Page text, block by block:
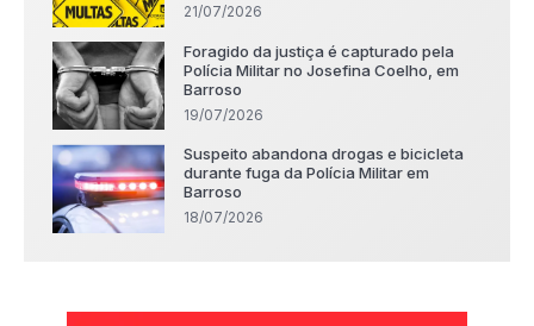
21/07/2026
Foragido da justiça é capturado pela
Polícia Militar no Josefina Coelho, em
Barroso
19/07/2026
Suspeito abandona drogas e bicicleta
durante fuga da Polícia Militar em
Barroso
18/07/2026